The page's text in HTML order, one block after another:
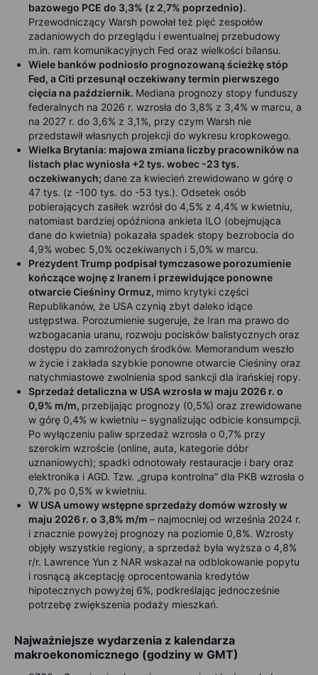
bazowego PCE do 3,3% (z 2,7% poprzednio).
Przewodniczący Warsh powołał też pięć zespołów
zadaniowych do przeglądu i ewentualnej przebudowy
m.in. ram komunikacyjnych Fed oraz wielkości bilansu.
Wiele banków podniosło prognozowaną ścieżkę stóp
Fed, a Citi przesunął oczekiwany termin pierwszego
cięcia na październik. Mediana prognozy stopy funduszy
federalnych na 2026 r. wzrosła do 3,8% z 3,4% w marcu, a
na 2027 r. do 3,6% z 3,1%, przy czym Warsh nie
przedstawił własnych projekcji do wykresu kropkowego.
Wielka Brytania: majowa zmiana liczby pracowników na
listach płac wyniosła +2 tys. wobec -23 tys.
oczekiwanych;dane za kwiecień zrewidowano w górę o
47 tys. (z -100 tys. do -53 tys.). Odsetek osób
pobierających zasiłek wzrósł do 4,5% z 4,4% w kwietniu,
natomiast bardziej opóźniona ankieta ILO (obejmująca
dane do kwietnia) pokazała spadek stopy bezrobocia do
4,9% wobec 5,0% oczekiwanych i 5,0% w marcu.
Prezydent Trump podpisał tymczasowe porozumienie
kończące wojnę z Iranem i przewidujące ponowne
otwarcie Cieśniny Ormuz, mimo krytyki części
Republikanów, że USA czynią zbyt daleko idące
ustępstwa. Porozumienie sugeruje, że Iran ma prawo do
wzbogacania uranu, rozwoju pocisków balistycznych oraz
dostępu do zamrożonych środków. Memorandum weszło
w życie i zakłada szybkie ponowne otwarcie Cieśniny oraz
natychmiastowe zwolnienia spod sankcji dla irańskiej ropy.
Sprzedaż detaliczna w USA wzrosła w maju 2026 r. o
0,9% m/m, przebijając prognozy (0,5%) oraz zrewidowane
w górę 0,4% w kwietniu – sygnalizując odbicie konsumpcji.
Po wyłączeniu paliw sprzedaż wzrosła o 0,7% przy
szerokim wzroście (online, auta, kategorie dóbr
uznaniowych); spadki odnotowały restauracje i bary oraz
elektronika i AGD. Tzw. „grupa kontrolna” dla PKB wzrosła o
0,7% po 0,5% w kwietniu.
W USA umowy wstępne sprzedaży domów wzrosły w
maju 2026 r. o 3,8% m/m – najmocniej od września 2024 r.
i znacznie powyżej prognozy na poziomie 0,8%. Wzrosty
objęły wszystkie regiony, a sprzedaż była wyższa o 4,8%
r/r. Lawrence Yun z NAR wskazał na odblokowanie popytu
i rosnącą akceptację oprocentowania kredytów
hipotecznych powyżej 6%, podkreślając jednocześnie
potrzebę zwiększenia podaży mieszkań.
Najważniejsze wydarzenia z kalendarza
makroekonomicznego (godziny w GMT)